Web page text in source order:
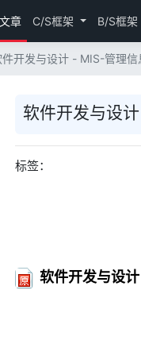
章 C/S框架 B/S框架
件开发与设计 - MIS-管理信
软件开发与设
标签：
软件开发与设